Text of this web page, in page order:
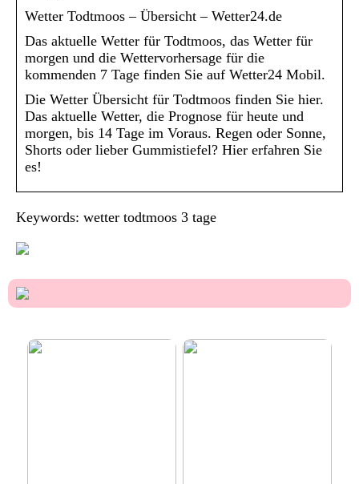
Wetter Todtmoos – Übersicht – Wetter24.de
Das aktuelle Wetter für Todtmoos, das Wetter für
morgen und die Wettervorhersage für die
kommenden 7 Tage finden Sie auf Wetter24 Mobil.
Die Wetter Übersicht für Todtmoos finden Sie hier.
Das aktuelle Wetter, die Prognose für heute und
morgen, bis 14 Tage im Voraus. Regen oder Sonne,
Shorts oder lieber Gummistiefel? Hier erfahren Sie
es!
Keywords: wetter todtmoos 3 tage